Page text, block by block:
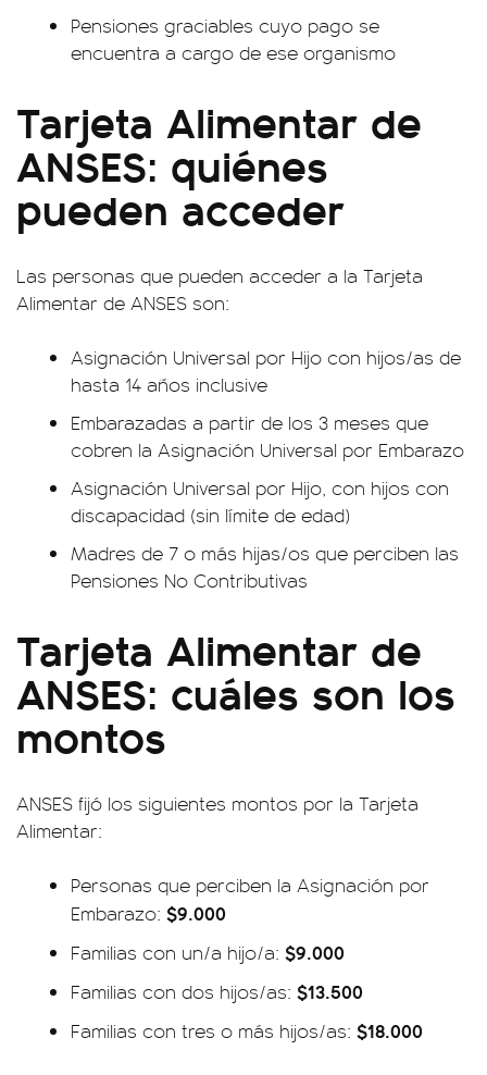
Pensiones graciables cuyo pago se
encuentra a cargo de ese organismo
Tarjeta Alimentar de
ANSES: quiénes
pueden acceder
Las personas que pueden acceder a la Tarjeta
Alimentar de ANSES son:
Asignación Universal por Hijo con hijos/as de
hasta 14 años inclusive
Embarazadas a partir de los 3 meses que
cobren la Asignación Universal por Embarazo
Asignación Universal por Hijo, con hijos con
discapacidad (sin límite de edad)
Madres de 7 o más hijas/os que perciben las
Pensiones No Contributivas
Tarjeta Alimentar de
ANSES: cuáles son los
montos
ANSES fijó los siguientes montos por la Tarjeta
Alimentar:
Personas que perciben la Asignación por
Embarazo: $9.000
Familias con un/a hijo/a: $9.000
Familias con dos hijos/as: $13.500
Familias con tres o más hijos/as: $18.000